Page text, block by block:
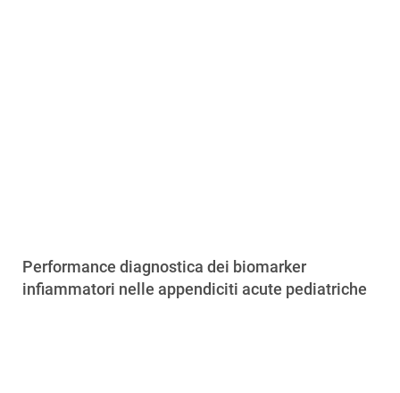
Performance diagnostica dei biomarker
infiammatori nelle appendiciti acute pediatriche